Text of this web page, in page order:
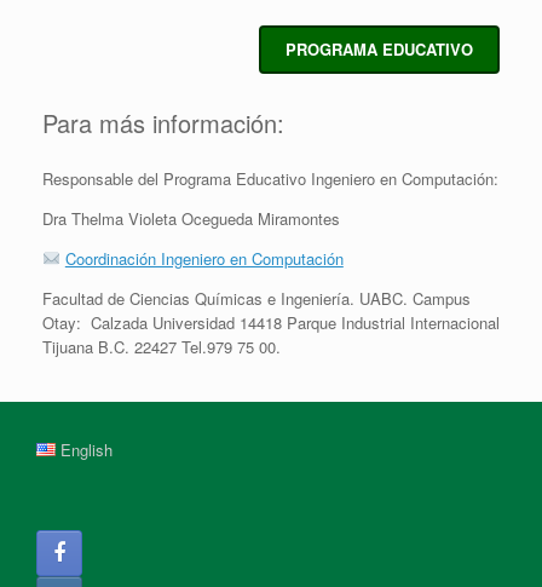
PROGRAMA EDUCATIVO
Para más información:
Responsable del Programa Educativo Ingeniero en Computación:
Dra Thelma Violeta Ocegueda Miramontes
Coordinación Ingeniero en Computación
Facultad de Ciencias Químicas e Ingeniería. UABC. Campus
Otay: Calzada Universidad 14418 Parque Industrial Internacional
Tijuana B.C. 22427 Tel.979 75 00.
English